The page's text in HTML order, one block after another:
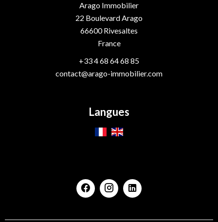
Arago Immobilier
22 Boulevard Arago
66600Rivesaltes
France
+33 4 68 64 68 85
contact@arago-immobilier.com
Langues